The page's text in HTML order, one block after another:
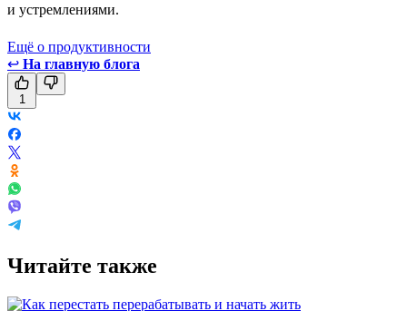
и устремлениями.
Ещё о продуктивности
↩ На главную блога
1
Читайте также